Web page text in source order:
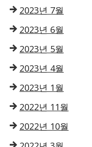
2023년 7월
2023년 6월
2023년 5월
2023년 4월
2023년 1월
2022년 11월
2022년 10월